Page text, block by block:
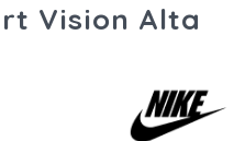
Vision Alta